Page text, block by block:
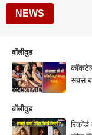
NEWS
बॉलीवुड
सबसे
बॉलीवुड